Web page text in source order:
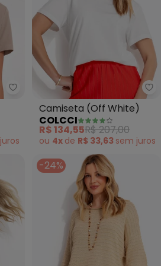
Colcci - Camiseta (Bege)
juros
Camiseta (Off White)
COLCCI
R$ 134,55R$ 207,00
ou 4x de R$ 33,63 sem juros
-24%